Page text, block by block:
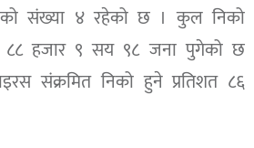
संख्या ४ रहेको छ । कुल निको
हजार ९ सय ९८ जना पुगेको छ
संक्रमित निको हुने प्रतिशत ८६